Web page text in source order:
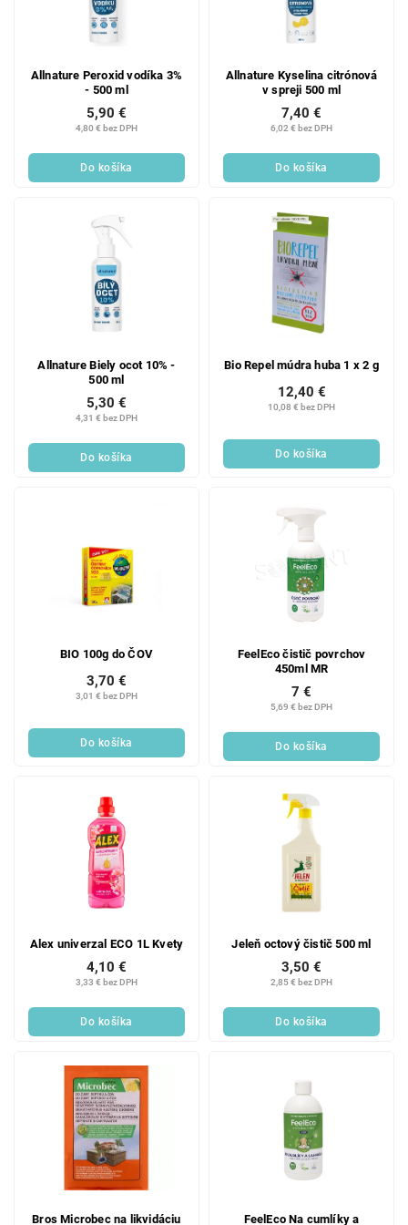
Allnature Peroxid vodíka 3%
- 500 ml
4,80 € bez DPH
5,90 €
Do košíka
Allnature Kyselina citrónová
v spreji 500 ml
6,02 € bez DPH
7,40 €
Do košíka
Allnature Biely ocot 10% -
500 ml
4,31 € bez DPH
5,30 €
Do košíka
Bio Repel múdra huba 1 x 2 g
10,08 € bez DPH
12,40 €
Do košíka
BIO 100g do ČOV
3,01 € bez DPH
3,70 €
Do košíka
FeelEco čistič povrchov
450ml MR
5,69 € bez DPH
7 €
Do košíka
Alex univerzal ECO 1L Kvety
3,33 € bez DPH
4,10 €
Do košíka
Jeleň octový čistič 500 ml
2,85 € bez DPH
3,50 €
Do košíka
Bros Microbec na likvidáciu
FeelEco Na cumlíky a